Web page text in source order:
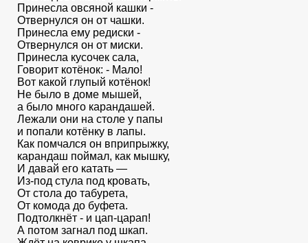
Принесла овсяной кашки -
Отвернулся он от чашки.
Принесла ему редиски -
Отвернулся он от миски.
Принесла кусочек сала,
Говорит котёнок: - Мало!
Вот какой глупый котёнок!
Не было в доме мышей,
а было много карандашей.
Лежали они на столе у папы
и попали котёнку в лапы.
Как помчался он вприпрыжку,
карандаш поймал, как мышку,
И давай его катать —
Из-под стула под кровать,
От стола до табурета,
От комода до буфета.
Подтолкнёт - и цап-царап!
А потом загнал под шкап.